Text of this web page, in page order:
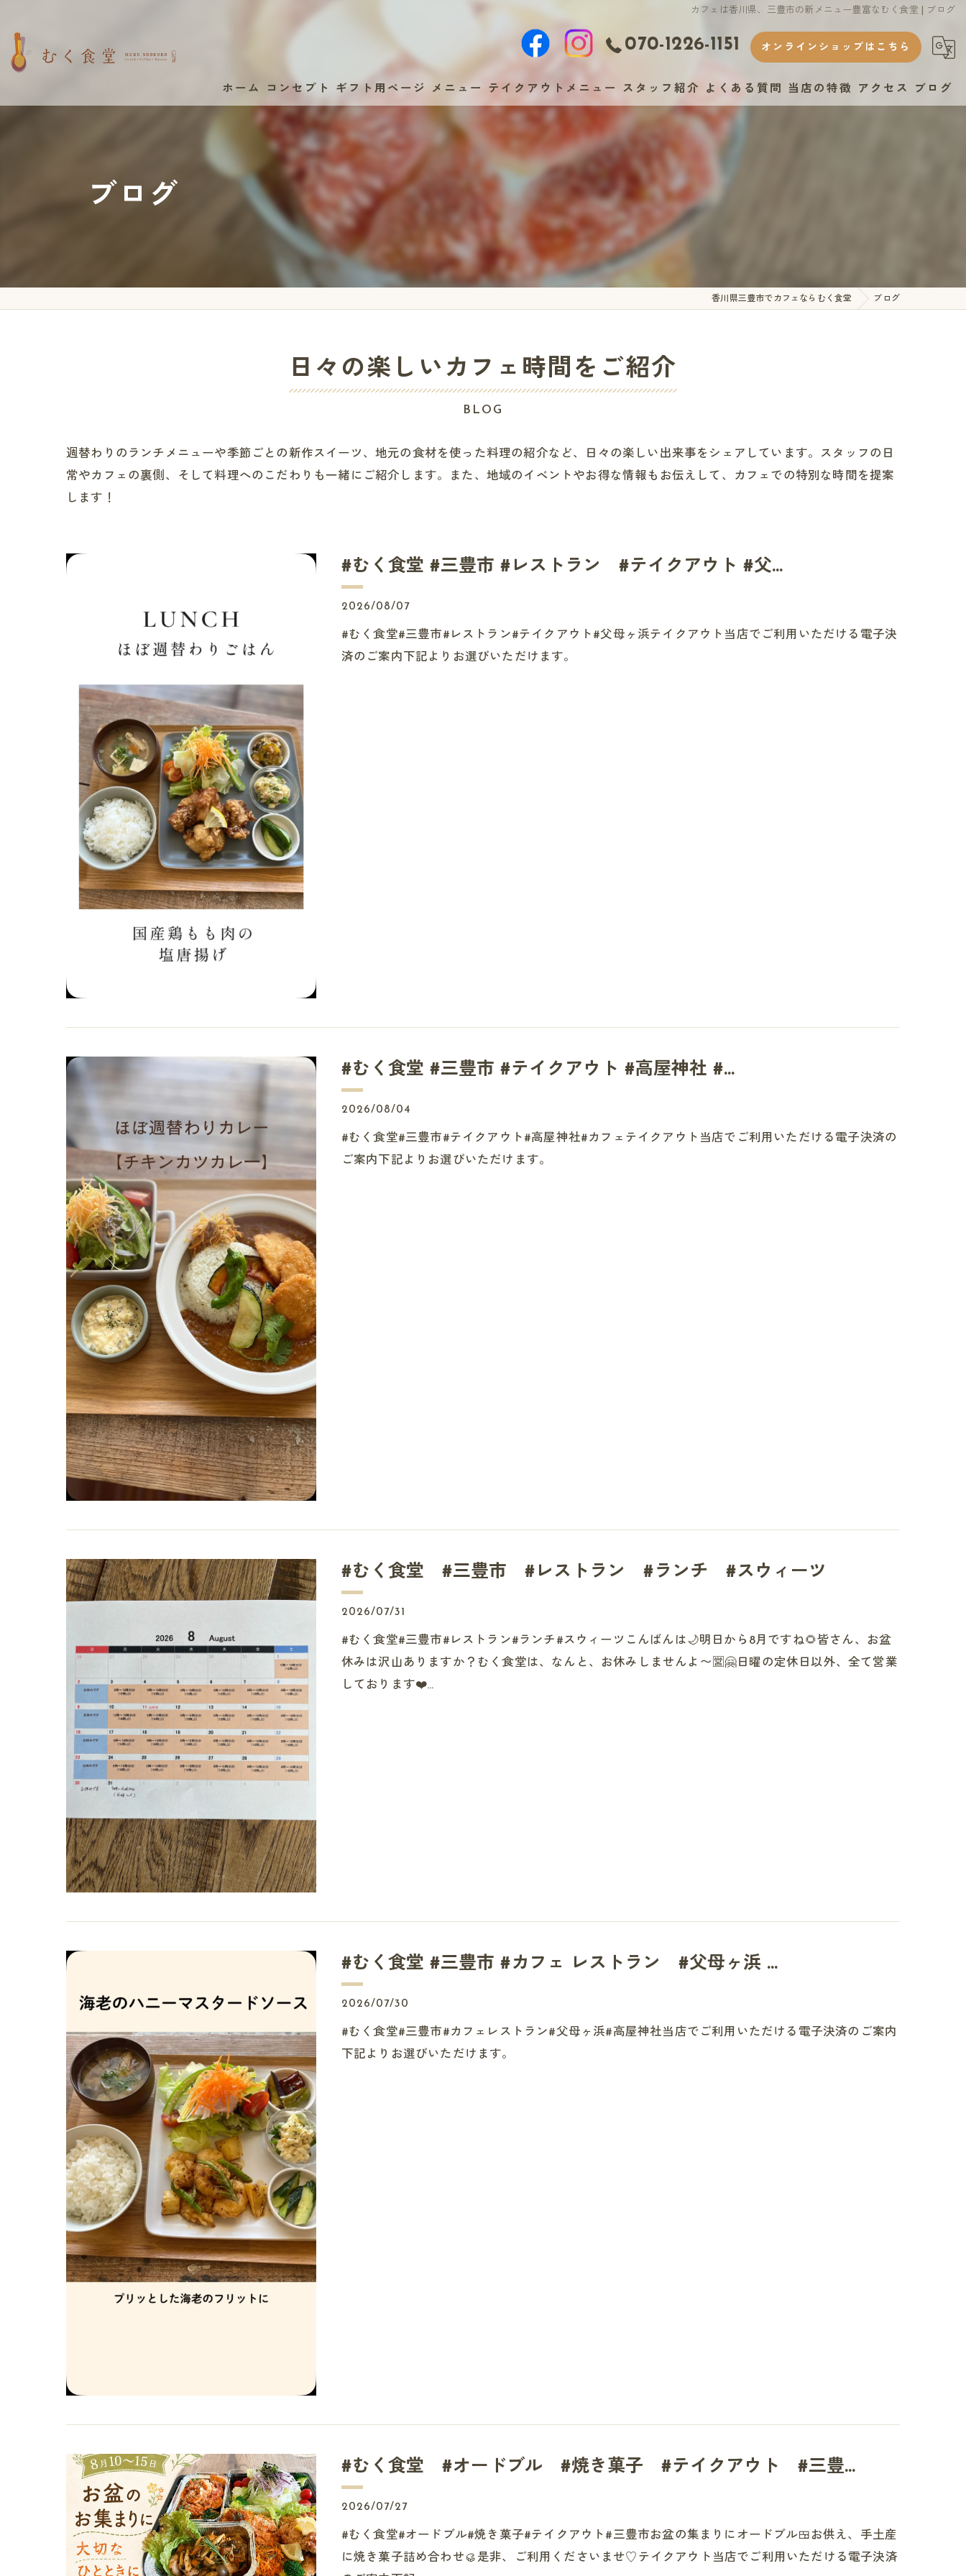
カフェは香川県、三豊市の新メニュー豊富なむく食堂 | ブログ
070-1226-1151 オンラインショップはこちら
ホーム コンセプト ギフト用ページ メニュー テイクアウトメニュー スタッフ紹介 よくある質問 当店の特徴 アクセス ブログ
ブログ
香川県三豊市でカフェならむく食堂 ブログ
日々の楽しいカフェ時間をご紹介
BLOG
週替わりのランチメニューや季節ごとの新作スイーツ、地元の食材を使った料理の紹介など、日々の楽しい出来事をシェアしています。スタッフの日
常やカフェの裏側、そして料理へのこだわりも一緒にご紹介します。また、地域のイベントやお得な情報もお伝えして、カフェでの特別な時間を提案
します！
#むく食堂 #三豊市 #レストラン #テイクアウト #父...
2026/08/07
#むく食堂#三豊市#レストラン#テイクアウト#父母ヶ浜テイクアウト当店でご利用いただける電子決
済のご案内下記よりお選びいただけます。
#むく食堂 #三豊市 #テイクアウト #高屋神社 #...
2026/08/04
#むく食堂#三豊市#テイクアウト#高屋神社#カフェテイクアウト当店でご利用いただける電子決済の
ご案内下記よりお選びいただけます。
#むく食堂 #三豊市 #レストラン #ランチ #スウィーツ
2026/07/31
#むく食堂#三豊市#レストラン#ランチ#スウィーツこんばんは🌙明日から8月ですね🌻皆さん、お盆
休みは沢山ありますか？むく食堂は、なんと、お休みしませんよ〜🈺🤗日曜の定休日以外、全て営業
しております❤️…
#むく食堂 #三豊市 #カフェ レストラン #父母ヶ浜 ...
2026/07/30
#むく食堂#三豊市#カフェレストラン#父母ヶ浜#高屋神社当店でご利用いただける電子決済のご案内
下記よりお選びいただけます。
#むく食堂 #オードブル #焼き菓子 #テイクアウト #三豊...
2026/07/27
#むく食堂#オードブル#焼き菓子#テイクアウト#三豊市お盆の集まりにオードブル🍱お供え、手土産
に焼き菓子詰め合わせ🥮是非、ご利用くださいませ♡テイクアウト当店でご利用いただける電子決済